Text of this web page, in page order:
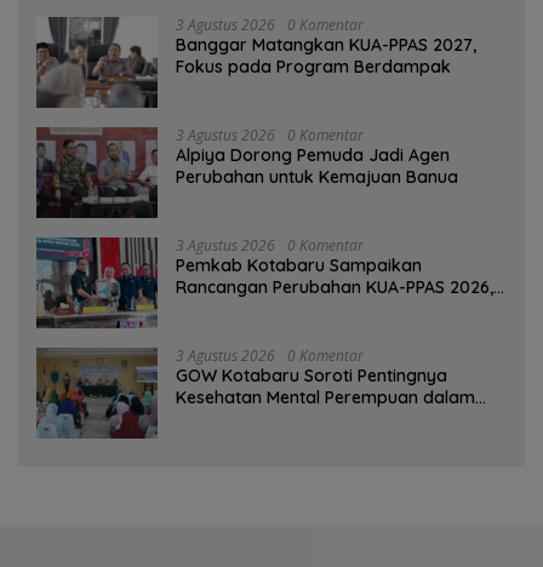
3 Agustus 2026 0 Komentar
‎Banggar Matangkan KUA-PPAS 2027,
Fokus pada Program Berdampak
3 Agustus 2026 0 Komentar
‎Alpiya Dorong Pemuda Jadi Agen
Perubahan untuk Kemajuan Banua ‎
3 Agustus 2026 0 Komentar
Pemkab Kotabaru Sampaikan
Rancangan Perubahan KUA-PPAS 2026,
3 Agustus 2026 0 Komentar
GOW Kotabaru Soroti Pentingnya
Kesehatan Mental Perempuan dalam